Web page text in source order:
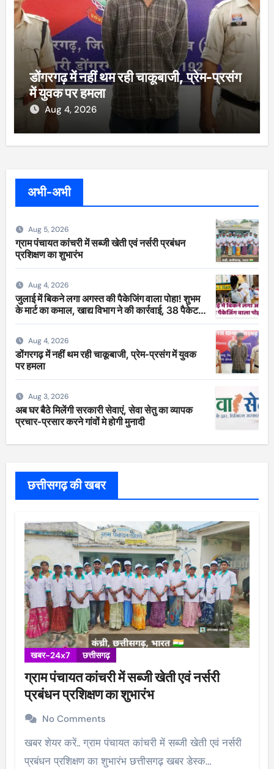
डोंगरगढ़ में नहीं थम रही चाकूबाजी, प्रेम-प्रसंग
में युवक पर हमला
Aug 4, 2026
अभी-अभी
Aug 5, 2026
ग्राम पंचायत कांचरी में सब्जी खेती एवं नर्सरी प्रबंधन
प्रशिक्षण का शुभारंभ
Aug 4, 2026
जुलाई में बिकने लगा अगस्त की पैकेजिंग वाला पोहा! शुभम
के मार्ट का कमाल, खाद्य विभाग ने की कार्रवाई, 38 पैकेट
सीज
Aug 4, 2026
डोंगरगढ़ में नहीं थम रही चाकूबाजी, प्रेम-प्रसंग में युवक
पर हमला
Aug 3, 2026
अब घर बैठे मिलेंगी सरकारी सेवाएं, सेवा सेतु का व्यापक
प्रचार-प्रसार करने गांवों मे होगी मुनादी
छत्तीसगढ़ की खबर
खबर-24x7 छत्तीसगढ़
ग्राम पंचायत कांचरी में सब्जी खेती एवं नर्सरी
प्रबंधन प्रशिक्षण का शुभारंभ
No Comments
खबर शेयर करें.. ग्राम पंचायत कांचरी में सब्जी खेती एवं नर्सरी
प्रबंधन प्रशिक्षण का शुभारंभ छत्तीसगढ़ खबर डेस्क…